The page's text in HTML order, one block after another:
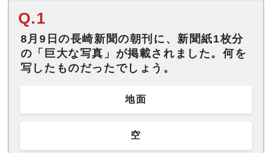
Q.1
8月9日の長崎新聞の朝刊に、新聞紙1枚分
の「巨大な写真」が掲載されました。何を
写したものだったでしょう。
地面
空